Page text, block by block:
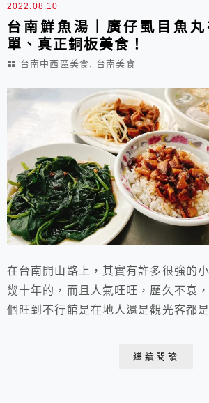
2022.08.10
台南鮮魚湯｜廣仔虱目魚
單、真正銅板美食！
台南中西區美食, 台南美食
在台南開山路上，其實有許多很強的
幾十年的，而且人氣旺旺，歷久不衰
個旺到不行館是在地人還是觀光客都
繼續閱讀